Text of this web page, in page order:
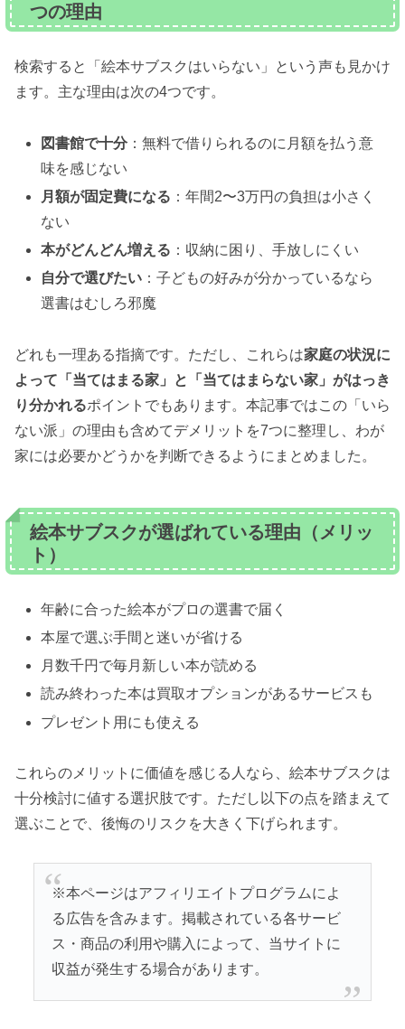
つの理由
検索すると「絵本サブスクはいらない」という声も見かけ
ます。主な理由は次の4つです。
図書館で十分：無料で借りられるのに月額を払う意
味を感じない
月額が固定費になる ：年間2〜3万円の負担は小さく
ない
本がどんどん増える ：収納に困り、手放しにくい
自分で選びたい ：子どもの好みが分かっているなら
選書はむしろ邪魔
どれも一理ある指摘です。ただし、これらは家庭の状況に
よって「当てはまる家」と「当てはまらない家」がはっき
り分かれるポイントでもあります。本記事ではこの「いら
ない派」の理由も含めてデメリットを7つに整理し、わが
家には必要かどうかを判断できるようにまとめました。
絵本サブスクが選ばれている理由（メリッ
ト）
年齢に合った絵本がプロの選書で届く
本屋で選ぶ手間と迷いが省ける
月数千円で毎月新しい本が読める
読み終わった本は買取オプションがあるサービスも
プレゼント用にも使える
これらのメリットに価値を感じる人なら、絵本サブスクは
十分検討に値する選択肢です。ただし以下の点を踏まえて
選ぶことで、後悔のリスクを大きく下げられます。
※本ページはアフィリエイトプログラムによ
る広告を含みます。掲載されている各サービ
ス・商品の利用や購入によって、当サイトに
収益が発生する場合があります。